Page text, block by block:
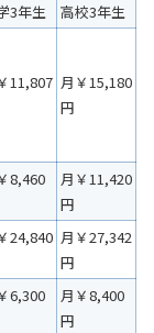
3年生
高校3年生
11,807 月￥15,180
円
8,460
月￥11,420
円
24,840 月￥27,342
円
6,300
月￥8,400
円